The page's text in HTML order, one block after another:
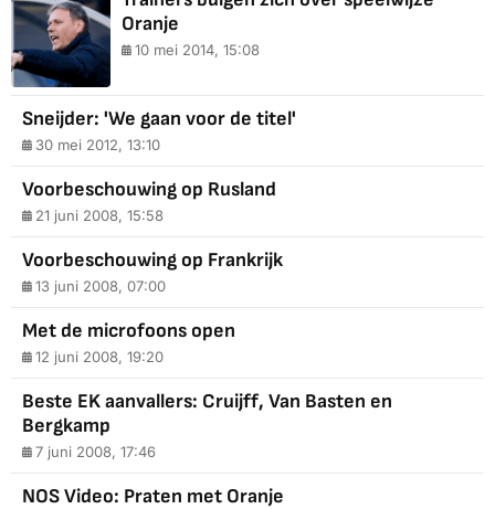
Oranje
10 mei 2014, 15:08
Sneijder: 'We gaan voor de titel'
30 mei 2012, 13:10
Voorbeschouwing op Rusland
21 juni 2008, 15:58
Voorbeschouwing op Frankrijk
13 juni 2008, 07:00
Met de microfoons open
12 juni 2008, 19:20
Beste EK aanvallers: Cruijff, Van Basten en
Bergkamp
7 juni 2008, 17:46
NOS Video: Praten met Oranje